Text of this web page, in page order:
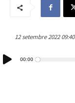
12 setembre 2022 09:40
Reproductor
d'àudio
00:00